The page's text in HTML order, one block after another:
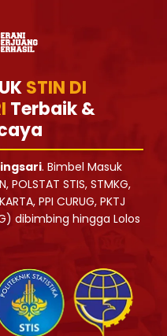
STIN DI
Terbaik &
. Bimbel Masuk
POLSTAT STIS, STMKG,
PPI CURUG, PKTJ
dibimbing hingga Lolos